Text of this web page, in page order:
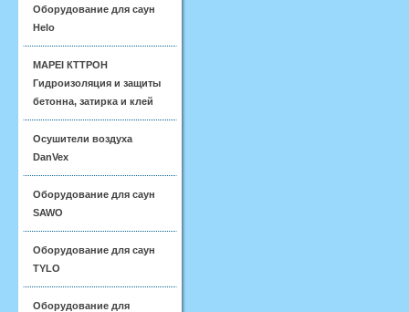
Оборудование для саун
Helo
MAPEI КТТРОН
Гидроизоляция и защиты
бетонна, затирка и клей
Осушители воздуха
DanVex
Оборудование для саун
SAWO
Оборудование для саун
TYLO
Оборудование для